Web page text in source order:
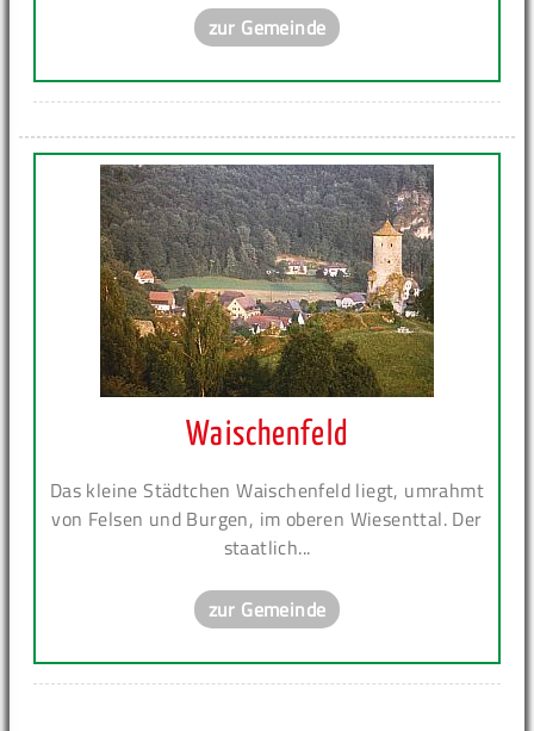
zur Gemeinde
Waischenfeld
Das kleine Städtchen Waischenfeld liegt, umrahmt
von Felsen und Burgen, im oberen Wiesenttal. Der
staatlich...
zur Gemeinde